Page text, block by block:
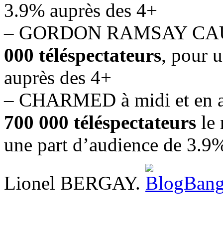
3.9% auprès des 4+
– GORDON RAMSAY
000 téléspectateurs, pour
auprès des 4+
– CHARMED à midi et en
700 000 téléspectateurs le
une part d’audience de
Lionel BERGAY.